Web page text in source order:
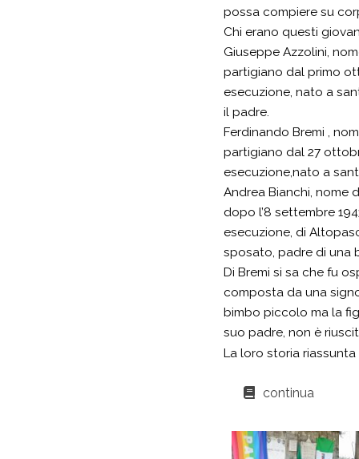
possa compiere su
Chi erano questi
Giuseppe Azzolini,
partigiano dal primo
esecuzione, nato a
il padre.
Ferdinando Bremi ,
partigiano dal 27
esecuzione,nato a
Andrea Bianchi, nome
dopo l’8 settembre
esecuzione, di
sposato, padre di una
Di Bremi si sa che fu
composta da una
bimbo piccolo ma la
suo padre, non è
La loro storia
continua